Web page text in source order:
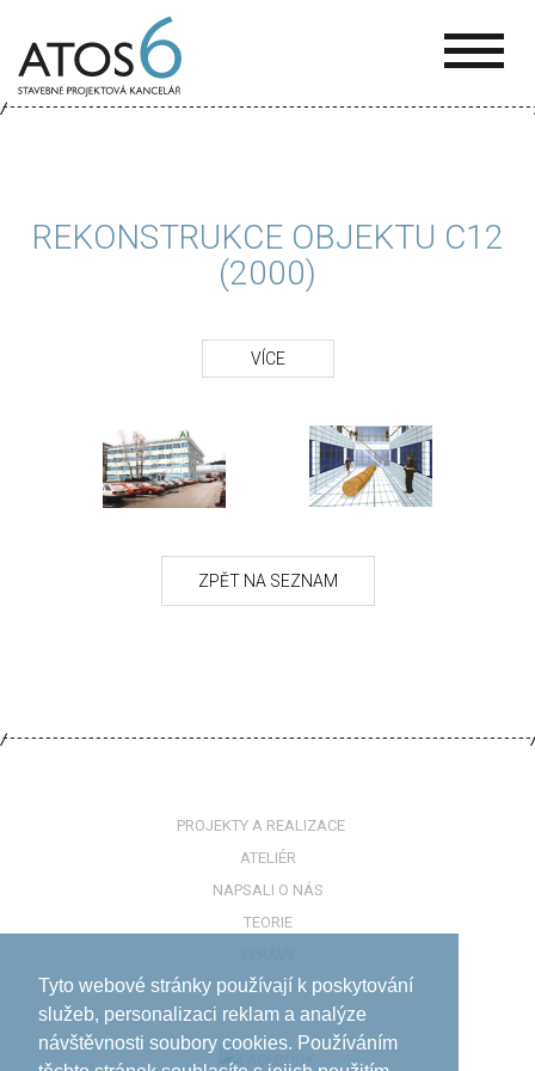
Tyto webové stránky používají k poskytování
služeb, personalizaci reklam a analýze
návštěvnosti soubory cookies. Používáním
6
REKONSTRUKCE OBJEKTU C12
(2000)
VÍCE
PROJEKTY A REALIZACE
ATELIÉR
NAPSALI O NÁS
TEORIE
KONTAKTY